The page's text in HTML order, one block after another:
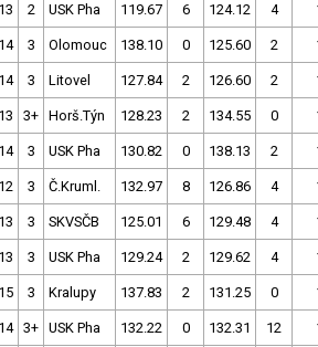
2 USK Pha 119.67 6 124.12 4
3 Olomouc 138.10 0 125.60 2
3 Litovel 127.84 2 126.60 2
3+ Horš.Týn 128.23 2 134.55 0
3 USK Pha 130.82 0 138.13 2
3 Č.Kruml. 132.97 8 126.86 4
3 SKVSČB 125.01 6 129.48 4
3 USK Pha 129.24 2 129.62 4
3 Kralupy 137.83 2 131.25 0
3+ USK Pha 132.22 0 132.31 12